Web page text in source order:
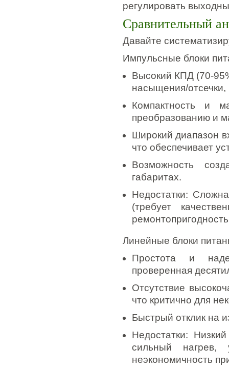
регулировать
Сравнительный
Давайте
Импульсные блоки
Высокий КПД (70-
насыщения/
Компактность и
преобразованию и
Широкий диапазон
что обеспечивает
Возможность
габаритах.
Недостатки:
(требует
Линейные блоки
Простота и
проверенная
Отсутствие
что критично для
Быстрый отклик на
Недостатки:
сильный нагрев,
неэкономичность